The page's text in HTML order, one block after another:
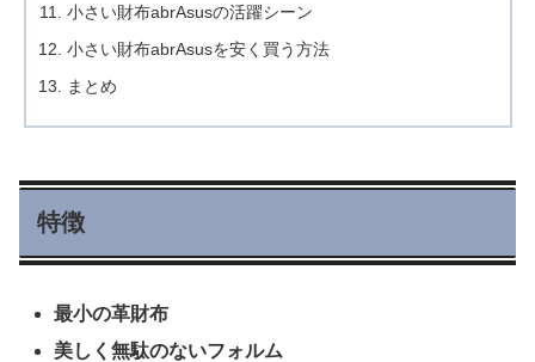
小さい財布abrAsusの活躍シーン
小さい財布abrAsusを安く買う方法
まとめ
特徴
最小の革財布
美しく無駄のないフォルム